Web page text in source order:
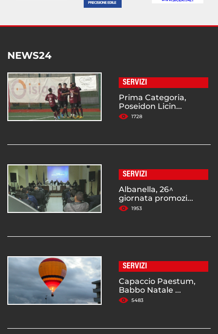
NEWS24
SERVIZI
Prima Categoria,
Poseidon Licin...
1728
SERVIZI
Albanella, 26^
giornata promozi...
1953
SERVIZI
Capaccio Paestum,
Babbo Natale ...
5483